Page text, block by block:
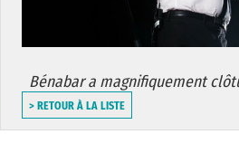
Bénabar a magnifiquement
> RETOUR À LA LISTE